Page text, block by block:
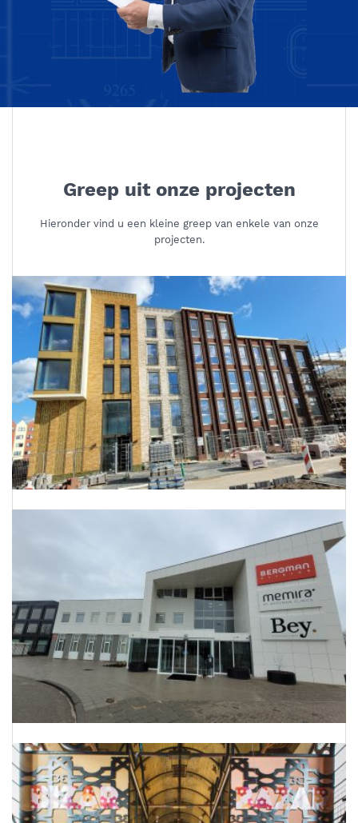
Greep uit onze projecten
Hieronder vind u een kleine greep van enkele van onze
projecten.